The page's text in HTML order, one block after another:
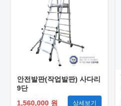
안전발판(작업발판) 사다리
9단
1,560,000 원
상세보기